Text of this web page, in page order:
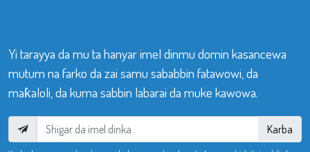
Yi tarayya da mu ta hanyar imel dinmu domin kasancewa
mutum na farko da zai samu sababbin fatawowi, da
maƙaloli, da kuma sabbin labarai da muke kawowa.
Karba